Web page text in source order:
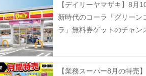
【デイリーヤマザキ】8月
新時代のコーラ「グリーン
ラ」無料券ゲットのチャン
【業務スーパー8月の特売